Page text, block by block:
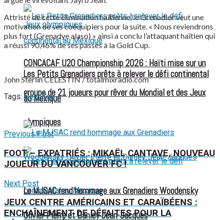
CONCACAF U20 Championship 2026 : Haïti mise sur un
groupe de 21 joueurs pour rêver du Mondial et des Jeux
olympiques
Les Petits Grenadiers prêts à relever le défi continental
au Mexique
Le MJSAC rend hommage aux Grenadiers Woodensky
Olivier Pierre et Danley Jean-Jacques
Attristé de cette élimination haïtienne, le Grenadier veut une
motivation de ses coéquipiers pour la suite. « Nous reviendrons
plus fort (Grenadye alaso) » ainsi a conclu l’attaquant haïtien qui
a réussi 90,46% de ses passes à la Gold Cup.
John Sterlin CELESTIN / totalmixradio.com
Tags: Gold Cup
Previous Post
FOOT – EXPATRIÉS : MIKAËL CANTAVE, NOUVEAU
JOUEUR DU VANCOUVER FC !
Next Post
JEUX CENTRE AMÉRICAINS ET CARAÏBÉENS :
ENCHAÎNEMENT DE DÉFAITES POUR LA